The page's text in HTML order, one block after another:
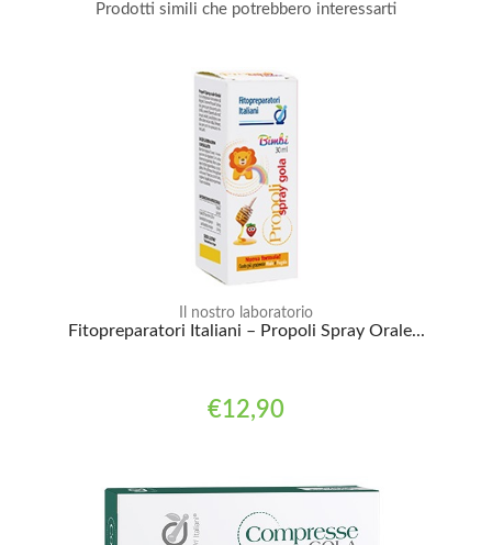
Prodotti simili che potrebbero interessarti
Il nostro laboratorio
Fitopreparatori Italiani – Propoli Spray Orale...
€12,90